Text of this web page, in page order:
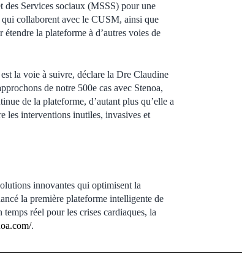
des Services sociaux (MSSS) pour une
collaborent avec le CUSM, ainsi que
la plateforme à d’autres voies de
la voie à suivre, déclare la Dre Claudine
de notre 500e cas avec Stenoa,
de la plateforme, d’autant plus qu’elle a
les interventions inutiles, invasives et
innovantes qui optimisent la
la première plateforme intelligente de
réel pour les crises cardiaques, la
.